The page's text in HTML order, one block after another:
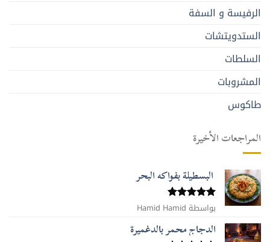
الرفيسة و السفة
الستدويتشات
السلطات
المشروبات
طاكوس
المراجعات الأخيرة
البسطيلة بفواكه البحر
تم التقييم
5من 5
بواسطة Hamid Hamid
الدجاج محمر بالدغميرة